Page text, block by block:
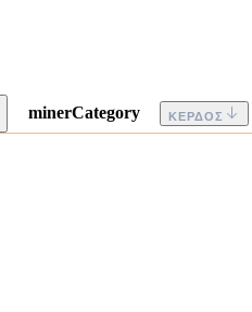
minerCategory ΚΈΡΔΟΣ